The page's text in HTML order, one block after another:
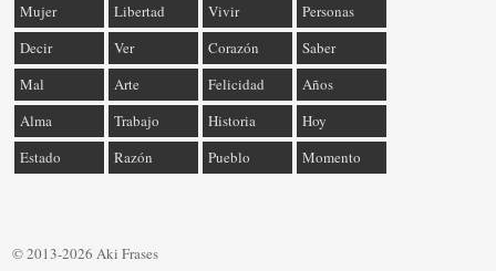
Mujer
Libertad Vivir
Personas
Decir
Ver Corazón
Saber
Mal
Arte Felicidad
Años
Alma
Trabajo Historia
Hoy
Estado
Razón Pueblo Momento
© 2013-2026 Aki Frases